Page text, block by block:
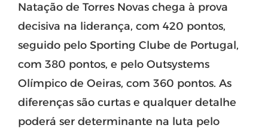
Natação de Torres Novas chega à prova
decisiva na liderança, com 420 pontos,
seguido pelo Sporting Clube de Portugal,
com 380 pontos, e pelo Outsystems
Olímpico de Oeiras, com 360 pontos. As
diferenças são curtas e qualquer detalhe
poderá ser determinante na luta pelo